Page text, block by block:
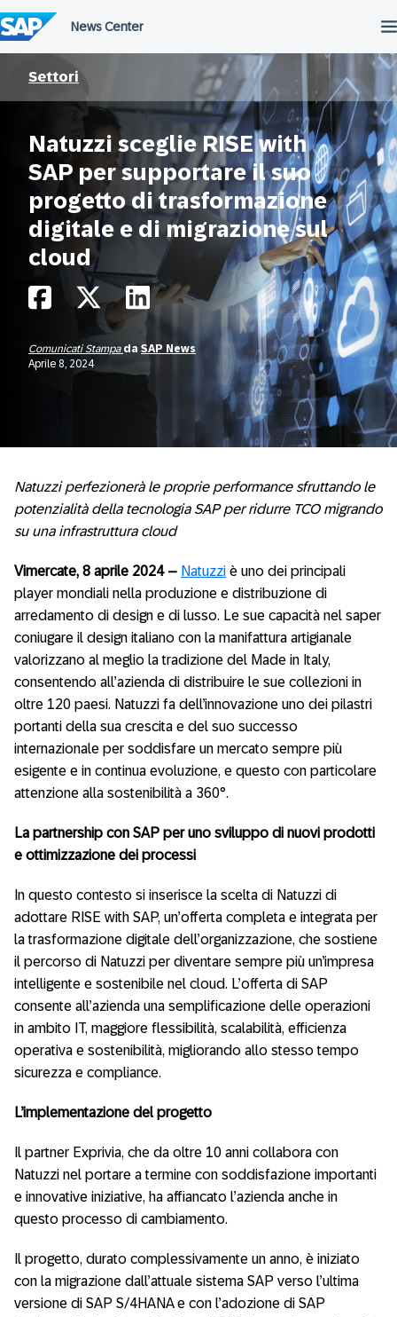
al
contenuto
Settori
Natuzzi sceglie RISE with
SAP per supportare il suo
progetto di trasformazione
digitale e di migrazione sul
cloud
Comunicati Stampa da SAP News
Aprile 8, 2024
Natuzzi perfezionerà le proprie performance sfruttando le
potenzialità della tecnologia SAP per ridurre TCO migrando
su una infrastruttura cloud
Vimercate, 8 aprile 2024 – Natuzzi è uno dei principali
player mondiali nella produzione e distribuzione di
arredamento di design e di lusso. Le sue capacità nel saper
coniugare il design italiano con la manifattura artigianale
valorizzano al meglio la tradizione del Made in Italy,
consentendo all’azienda di distribuire le sue collezioni in
oltre 120 paesi. Natuzzi fa dell’innovazione uno dei pilastri
portanti della sua crescita e del suo successo
internazionale per soddisfare un mercato sempre più
esigente e in continua evoluzione, e questo con particolare
attenzione alla sostenibilità a 360°.
La partnership con SAP per uno sviluppo di nuovi prodotti
e ottimizzazione dei processi
In questo contesto si inserisce la scelta di Natuzzi di
adottare RISE with SAP, un’offerta completa e integrata per
la trasformazione digitale dell’organizzazione, che sostiene
il percorso di Natuzzi per diventare sempre più un’impresa
intelligente e sostenibile nel cloud. L’offerta di SAP
consente all’azienda una semplificazione delle operazioni
in ambito IT, maggiore flessibilità, scalabilità, efficienza
operativa e sostenibilità, migliorando allo stesso tempo
sicurezza e compliance.
L’implementazione del progetto
Il partner Exprivia, che da oltre 10 anni collabora con
Natuzzi nel portare a termine con soddisfazione importanti
e innovative iniziative, ha affiancato l’azienda anche in
questo processo di cambiamento.
Il progetto, durato complessivamente un anno, è iniziato
con la migrazione dall’attuale sistema SAP verso l’ultima
versione di SAP S/4HANA e con l’adozione di SAP